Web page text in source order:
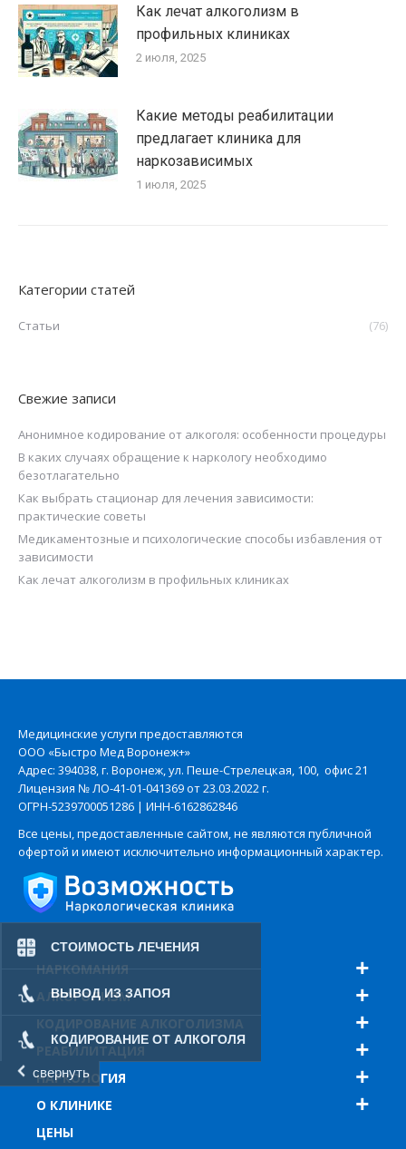
СТОИМОСТЬ ЛЕЧЕНИЯ
ВЫВОД ИЗ ЗАПОЯ
КОДИРОВАНИЕ ОТ АЛКОГОЛЯ
свернуть
Как лечат алкоголизм в
профильных клиниках
2 июля, 2025
Какие методы реабилитации
предлагает клиника для
наркозависимых
1 июля, 2025
Категории статей
Статьи (76)
Свежие записи
Анонимное кодирование от алкоголя: особенности процедуры
В каких случаях обращение к наркологу необходимо
безотлагательно
Как выбрать стационар для лечения зависимости:
практические советы
Медикаментозные и психологические способы избавления от
зависимости
Как лечат алкоголизм в профильных клиниках
Медицинские услуги предоставляются
ООО «Быстро Мед Воронеж+»
Адрес: 394038, г. Воронеж, ул. Пеше-Стрелецкая, 100, офис 21
Лицензия № ЛО-41-01-041369 от 23.03.2022 г.
ОГРН-5239700051286 | ИНН-6162862846
Все цены, предоставленные сайтом, не являются публичной
офертой и имеют исключительно информационный характер.
НАРКОМАНИЯ
АЛКОГОЛИЗМ
КОДИРОВАНИЕ АЛКОГОЛИЗМА
РЕАБИЛИТАЦИЯ
НАРКОЛОГИЯ
О КЛИНИКЕ
ЦЕНЫ